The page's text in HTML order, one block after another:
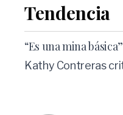
Tendencia
“Es una mina
Kathy Contreras